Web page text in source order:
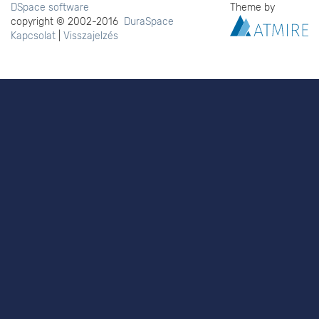
DSpace software
copyright © 2002-2016 DuraSpace
Kapcsolat
Visszajelzés
Theme by